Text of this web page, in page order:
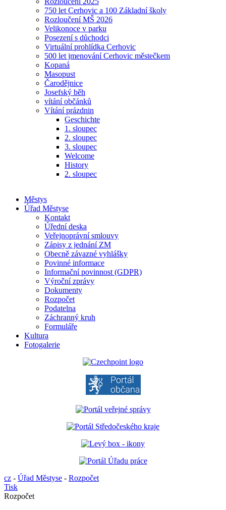
750 let Cerhovic a 100 Základní školy
Rozloučení MŠ 2026
Velikonoce v parku
Posezení s důchodci
Virtuální prohlídka Cerhovic
500 let jmenování Cerhovic městečkem
Kopaná
Masopust
Čarodějnice
Josefský běh
vítání občánků
Vítání prázdnin
Geschichte
1. sloupec
2. sloupec
3. sloupec
Welcome
History
2. sloupec
Městys
Úřad Městyse
Kontakt
Úřední deska
Veřejnoprávní smlouvy
Zápisy z jednání ZM
Obecně závazné vyhlášky
Povinné informace
Informační povinnost (GDPR)
Výroční zprávy
Dokumenty
Rozpočet
Podatelna
Záchranný kruh
Formuláře
Kultura
Fotogalerie
cz - Úřad Městyse - Rozpočet
Tisk
Rozpočet